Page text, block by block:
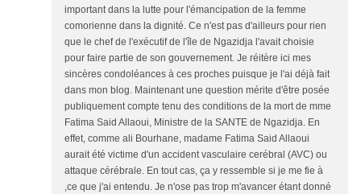
important dans la lutte pour l'émancipation de la femme
comorienne dans la dignité. Ce n'est pas d'ailleurs pour rien
que le chef de l'exécutif de l'île de Ngazidja l'avait choisie
pour faire partie de son gouvernement. Je réitère ici mes
sincères condoléances à ces proches puisque je l'ai déjà fait
dans mon blog. Maintenant une question mérite d'être posée
publiquement compte tenu des conditions de la mort de mme
Fatima Said Allaoui, Ministre de la SANTE de Ngazidja. En
effet, comme ali Bourhane, madame Fatima Said Allaoui
aurait été victime d'un accident vasculaire cerébral (AVC) ou
attaque cérébrale. En tout cas, ça y ressemble si je me fie à
,ce que j'ai entendu. Je n'ose pas trop m'avancer étant donné